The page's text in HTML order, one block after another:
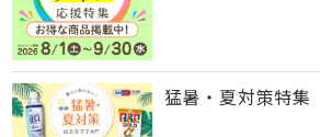
猛暑・夏対策特集